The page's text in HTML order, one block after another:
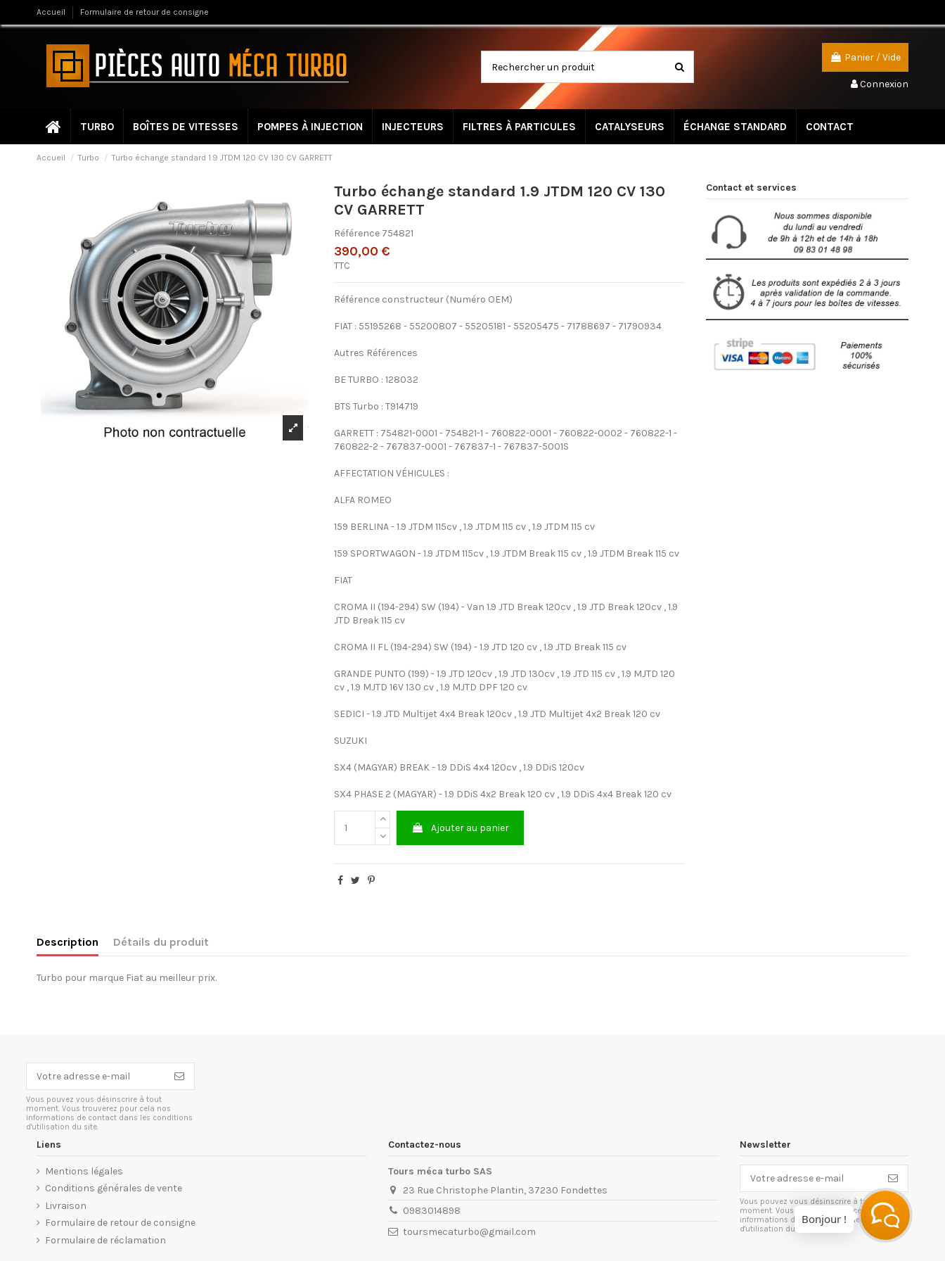
Accueil Formulaire de retour de consigne
Panier /Vide
Connexion
TURBO BOÎTES DE VITESSES POMPES À INJECTION INJECTEURS FILTRES À PARTICULES CATALYSEURS ÉCHANGE STANDARD CONTACT
Accueil Turbo Turbo échange standard 1.9 JTDM 120 CV 130 CV GARRETT
Turbo échange standard 1.9 JTDM 120 CV 130
CV GARRETT
Référence 754821
390,00 €
TTC
Référence constructeur (Numéro OEM)
FIAT : 55195268 - 55200807 - 55205181 - 55205475 - 71788697 - 71790934
Autres Références
BE TURBO : 128032
BTS Turbo : T914719
GARRETT : 754821-0001 - 754821-1 - 760822-0001 - 760822-0002 - 760822-1 -
760822-2 - 767837-0001 - 767837-1 - 767837-5001S
AFFECTATION VÉHICULES :
ALFA ROMEO
159 BERLINA - 1.9 JTDM 115cv , 1.9 JTDM 115 cv , 1.9 JTDM 115 cv
159 SPORTWAGON - 1.9 JTDM 115cv , 1.9 JTDM Break 115 cv , 1.9 JTDM Break 115 cv
FIAT
CROMA II (194-294) SW (194) - Van 1.9 JTD Break 120cv , 1.9 JTD Break 120cv , 1.9
JTD Break 115 cv
CROMA II FL (194-294) SW (194) - 1.9 JTD 120 cv , 1.9 JTD Break 115 cv
GRANDE PUNTO (199) - 1.9 JTD 120cv , 1.9 JTD 130cv , 1.9 JTD 115 cv , 1.9 MJTD 120
cv , 1.9 MJTD 16V 130 cv , 1.9 MJTD DPF 120 cv
SEDICI - 1.9 JTD Multijet 4x4 Break 120cv , 1.9 JTD Multijet 4x2 Break 120 cv
SUZUKI
SX4 (MAGYAR) BREAK - 1.9 DDiS 4x4 120cv , 1.9 DDiS 120cv
SX4 PHASE 2 (MAGYAR) - 1.9 DDiS 4x2 Break 120 cv , 1.9 DDiS 4x4 Break 120 cv
Ajouter au panier
Contact et services
Description Détails du produit
Turbo pour marque Fiat au meilleur prix.
Vous pouvez vous désinscrire à tout
moment. Vous trouverez pour cela nos
informations de contact dans les conditions
d'utilisation du site.
Liens
Mentions légales
Conditions générales de vente
Livraison
Formulaire de retour de consigne
Formulaire de réclamation
Contactez-nous
Tours méca turbo SAS
23 Rue Christophe Plantin, 37230 Fondettes
0983014898
toursmecaturbo@gmail.com
Newsletter
Vous pouvez vous désinscrire à tout
moment. Vous trouverez pour cela nos
informations de contact dans les conditions
d'utilisation du site.
Bonjour !